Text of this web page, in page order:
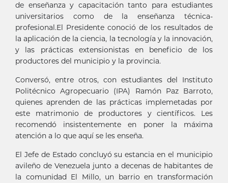
de enseñanza y capacitación tanto para estudiantes
universitarios como de la enseñanza técnica-
profesional.El Presidente conoció de los resultados de
la aplicación de la ciencia, la tecnología y la innovación,
y las prácticas extensionistas en beneficio de los
productores del municipio y la provincia.
Conversó, entre otros, con estudiantes del Instituto
Politécnico Agropecuario (IPA) Ramón Paz Barroto,
quienes aprenden de las prácticas implemetadas por
este matrimonio de productores y científicos. Les
recomendó insistentemente en poner la máxima
atención a lo que aquí se les enseña.
El Jefe de Estado concluyó su estancia en el municipio
avileño de Venezuela junto a decenas de habitantes de
la comunidad El Millo, un barrio en transformación